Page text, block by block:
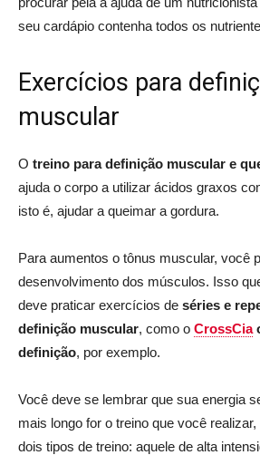
seu cardápio contenha todos os
Exercícios para
muscular
O treino para definição muscular e
ajuda o corpo a utilizar ácidos graxos
isto é, ajudar a queimar a gordura.
Para aumentos o tônus muscular, você
desenvolvimento dos músculos. Isso
deve praticar exercícios de séries e
definição muscular, como o CrossCia
definição, por exemplo.
Você deve se lembrar que sua energia
mais longo for o treino que você
dois tipos de treino: aquele de alta